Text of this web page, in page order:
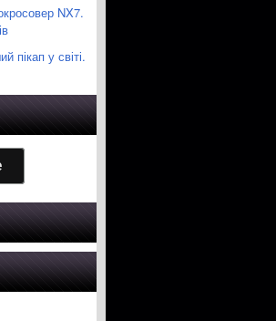
NX7.
пікап у світі.